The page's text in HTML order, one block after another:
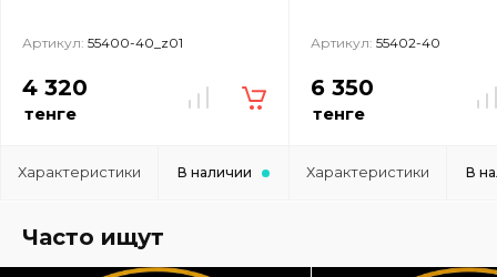
Артикул: 55400-40_z01
4 320
тенге
Характеристики В наличии
Артикул: 55402-40
6 350
тенге
Характеристики В
Часто ищут